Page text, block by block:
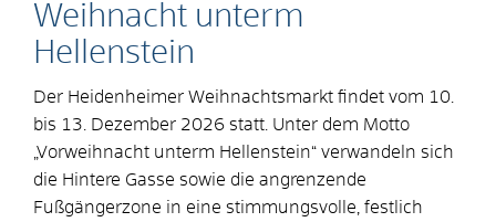
Weihnacht unterm
Hellenstein
Der Heidenheimer Weihnachtsmarkt findet vom 10.
bis 13. Dezember 2026 statt. Unter dem Motto
„Vorweihnacht unterm Hellenstein“ verwandeln sich
die Hintere Gasse sowie die angrenzende
Fußgängerzone in eine stimmungsvolle, festlich